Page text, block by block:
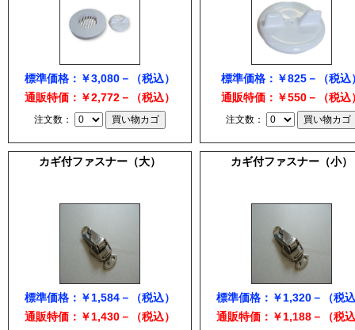
標準価格：￥3,080－（税込）
通販特価：￥2,772－（税込）
注文数：
標準価格：￥825－（税込
通販特価：￥550－（税込
注文数：
カギ付ファスナー（大）
標準価格：￥1,584－（税込）
通販特価：￥1,430－（税込）
カギ付ファスナー（小）
標準価格：￥1,320－（税
通販特価：￥1,188－（税